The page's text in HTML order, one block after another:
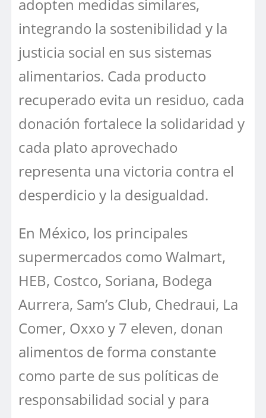
adopten medidas similares,
integrando la sostenibilidad y la
justicia social en sus sistemas
alimentarios. Cada producto
recuperado evita un residuo, cada
donación fortalece la solidaridad y
cada plato aprovechado
representa una victoria contra el
desperdicio y la desigualdad.
En México, los principales
supermercados como Walmart,
HEB, Costco, Soriana, Bodega
Aurrera, Sam’s Club, Chedraui, La
Comer, Oxxo y 7 eleven, donan
alimentos de forma constante
como parte de sus políticas de
responsabilidad social y para